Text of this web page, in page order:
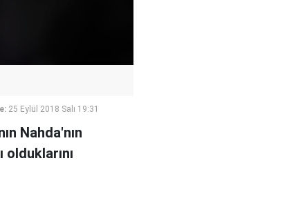
25 Eylül 2018 Salı 19:31
Nahda'nın